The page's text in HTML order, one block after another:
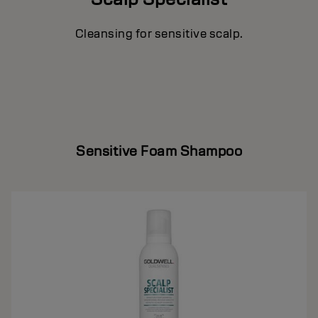
Cleansing for sensitive scalp.
Sensitive Foam Shampoo